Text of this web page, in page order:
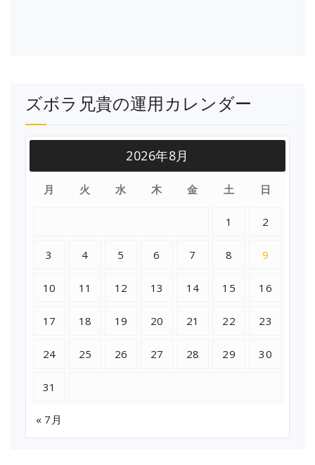
ズボラ兄貴の運用カレンダー
2026年8月
月 火 水 木 金 土 日
1 2
3 4 5 6 7 8 9
10 11 12 13 14 15 16
17 18 19 20 21 22 23
24 25 26 27 28 29 30
31
« 7月